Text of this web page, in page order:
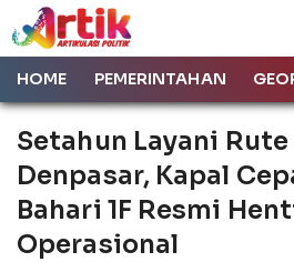
HOME PEMERINTAHAN
Setahun Layani
Denpasar, Kapal
Bahari 1F Resmi
Operasional